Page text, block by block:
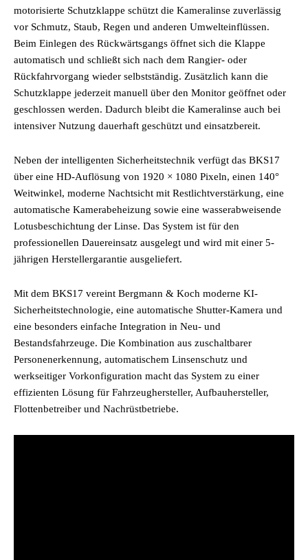
motorisierte Schutzklappe schützt die Kameralinse zuverlässig
vor Schmutz, Staub, Regen und anderen Umwelteinflüssen.
Beim Einlegen des Rückwärtsgangs öffnet sich die Klappe
automatisch und schließt sich nach dem Rangier- oder
Rückfahrvorgang wieder selbstständig. Zusätzlich kann die
Schutzklappe jederzeit manuell über den Monitor geöffnet oder
geschlossen werden. Dadurch bleibt die Kameralinse auch bei
intensiver Nutzung dauerhaft geschützt und einsatzbereit.
Neben der intelligenten Sicherheitstechnik verfügt das BKS17
über eine HD-Auflösung von 1920 × 1080 Pixeln, einen 140°
Weitwinkel, moderne Nachtsicht mit Restlichtverstärkung, eine
automatische Kamerabeheizung sowie eine wasserabweisende
Lotusbeschichtung der Linse. Das System ist für den
professionellen Dauereinsatz ausgelegt und wird mit einer 5-
jährigen Herstellergarantie ausgeliefert.
Mit dem BKS17 vereint Bergmann & Koch moderne KI-
Sicherheitstechnologie, eine automatische Shutter-Kamera und
eine besonders einfache Integration in Neu- und
Bestandsfahrzeuge. Die Kombination aus zuschaltbarer
Personenerkennung, automatischem Linsenschutz und
werkseitiger Vorkonfiguration macht das System zu einer
effizienten Lösung für Fahrzeughersteller, Aufbauhersteller,
Flottenbetreiber und Nachrüstbetriebe.